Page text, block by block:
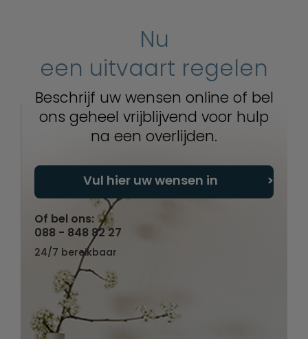
Nu
een uitvaart regelen
Beschrijf uw wensen online of bel
ons geheel vrijblijvend voor hulp
na een overlijden.
Vul hier uw wensen in
Of bel ons:
088 - 848 82 27
24/7 bereikbaar